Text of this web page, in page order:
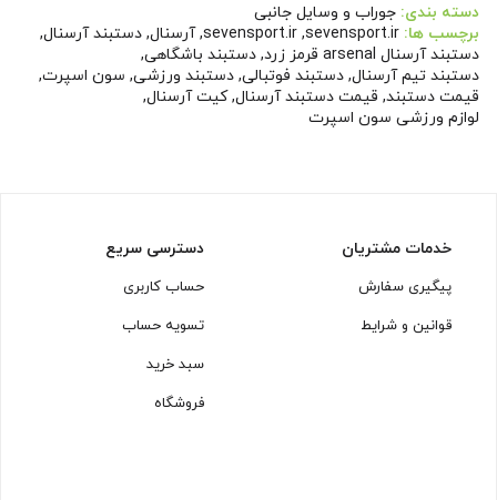
دسته بندی: جوراب و وسایل جانبی
برچسب ها: sevensport.ir
,
sevensport.ir
,آرسنال, دستبند آرسنال,
دستبند آرسنال arsenal قرمز زرد
, دستبند باشگاهی,
دستبند تیم آرسنال, دستبند فوتبالی, دستبند ورزشی, سون اسپرت,
قیمت دستبند, قیمت دستبند آرسنال,کیت آرسنال,
لوازم ورزشی سون اسپرت
خدمات مشتریان
پیگیری سفارش
قوانین و شرایط
دسترسی سریع
حساب کاربری
تسویه حساب
سبد خرید
فروشگاه